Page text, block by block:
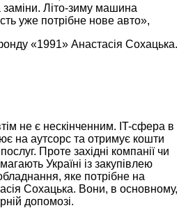
Літо-зиму машина
уже потрібне нове авто»,
«1991» Анастасія Сохацька.
не є нескінченним. IT-сфера в
на аутсорс та отримує кошти
Проте західні компанії чи
Україні із закупівлею
яке потрібне на
Сохацька. Вони, в основному,
допомозі.